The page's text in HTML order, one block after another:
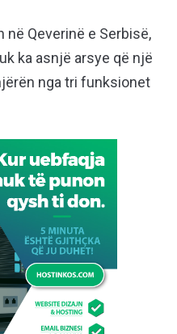
në Qeverinë e Serbisë,
ka asnjë arsye që një
nga tri funksionet